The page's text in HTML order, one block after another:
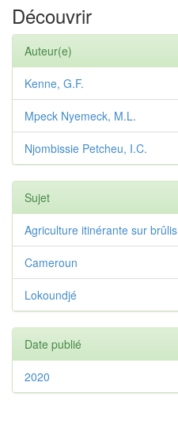
Découvrir
Auteur(e)
Kenne, G.F.
Mpeck Nyemeck, M.L.
Njombissie Petcheu, I.C.
Sujet
Agriculture itinérante sur brûlis
Cameroun
Lokoundjé
Date publié
2020